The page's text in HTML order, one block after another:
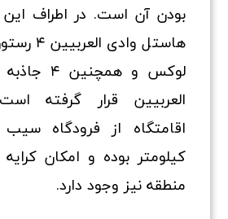
بودن آن است. در اطراف
هاستل
لوکس و
العربیین قرار گرفته
کیلومتر بوده و امکان
منطقه نیز وجود دارد.